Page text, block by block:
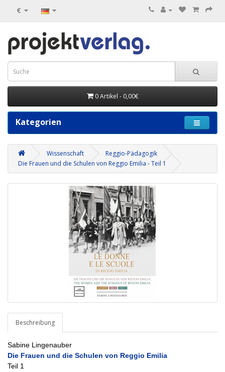
€
0 Artikel - 0,00€
Kategorien
Wissenschaft
Reggio-Pädagogik
Die Frauen und die Schulen von Reggio Emilia - Teil 1
Beschreibung
Sabine Lingenauber
Die Frauen und die Schulen von Reggio Emilia
Teil 1